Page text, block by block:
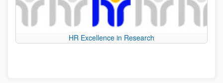
HR Excellence in Research